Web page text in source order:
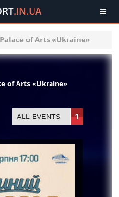
.IN.UA
of Arts «Ukraine»
of Arts «Ukraine»
ALL EVENTS 1